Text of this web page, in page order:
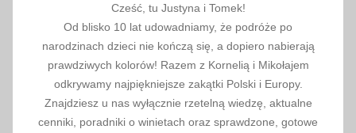
Cześć, tu Justyna i Tomek!
Od blisko 10 lat udowadniamy, że podróże po
narodzinach dzieci nie kończą się, a dopiero nabierają
prawdziwych kolorów! Razem z Kornelią i Mikołajem
odkrywamy najpiękniejsze zakątki Polski i Europy.
Znajdziesz u nas wyłącznie rzetelną wiedzę, aktualne
cenniki, poradniki o winietach oraz sprawdzone, gotowe